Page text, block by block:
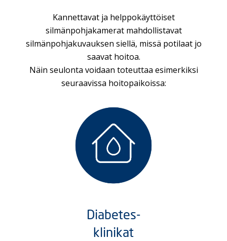
Kannettavat ja helppokäyttöiset
silmänpohjakamerat mahdollistavat
silmänpohjakuvauksen siellä, missä potilaat jo
saavat hoitoa.
Näin seulonta voidaan toteuttaa esimerkiksi
seuraavissa hoitopaikoissa:
Diabetes-
klinikat